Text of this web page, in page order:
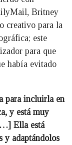
Britney
creativo para la
este
para que
había evitado
para incluirla en
y está muy
Ella está
y adaptándolos